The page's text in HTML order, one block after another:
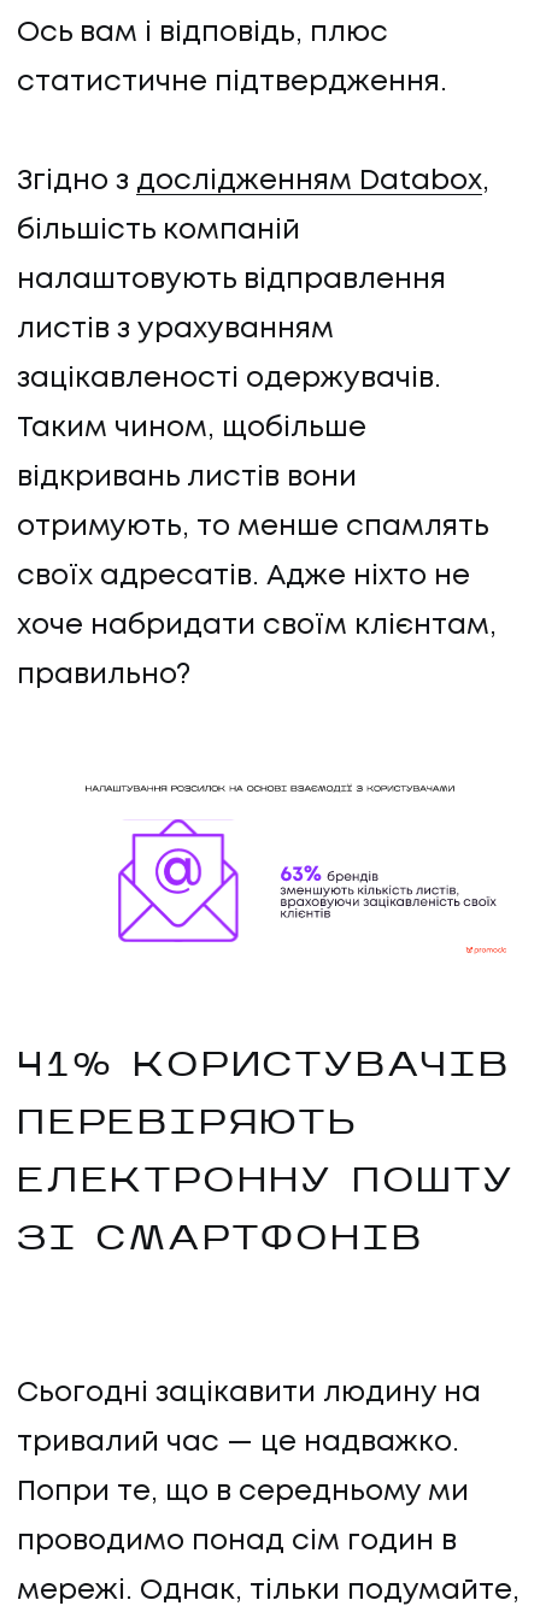
Ось вам і відповідь, плюс
статистичне підтвердження.
Згідно з дослідженням Databox,
більшість компаній
налаштовують відправлення
листів з урахуванням
зацікавленості одержувачів.
Таким чином, щобільше
відкривань листів вони
отримують, то менше спамлять
своїх адресатів. Адже ніхто не
хоче набридати своїм клієнтам,
правильно?
41% КОРИСТУВАЧІВ
ПЕРЕВІРЯЮТЬ
ЕЛЕКТРОННУ ПОШТУ
ЗІ СМАРТФОНІВ
Сьогодні зацікавити людину на
тривалий час — це надважко.
Попри те, що в середньому ми
проводимо понад сім годин в
мережі. Однак, тільки подумайте,